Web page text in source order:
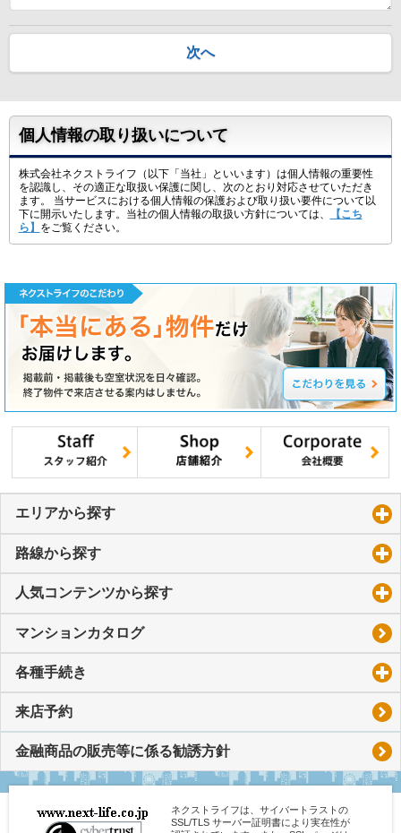
次へ
個人情報の取り扱いについて
株式会社ネクストライフ（以下「当社」といいます）は個人情報の重要性
を認識し、その適正な取扱い保護に関し、次のとおり対応させていただき
ます。 当サービスにおける個人情報の保護および取り扱い要件について以
下に開示いたします。当社の個人情報の取扱い方針については、
【こち
ら】
をご覧ください。
エリアから探す
路線から探す
人気コンテンツから探す
マンションカタログ
各種手続き
来店予約
金融商品の販売等に係る勧誘方針
ネクストライフは、サイバートラストの
SSL/TLS サーバー証明書により実在性が